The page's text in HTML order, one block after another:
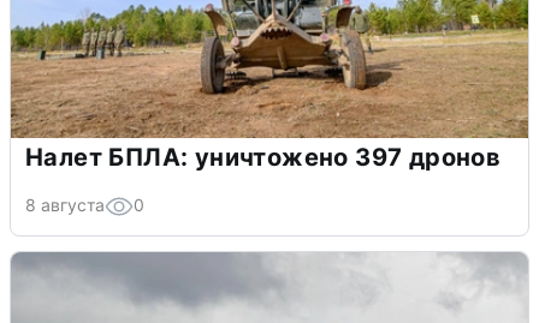
Налет БПЛА: уничтожено 397 дронов
8 августа 0